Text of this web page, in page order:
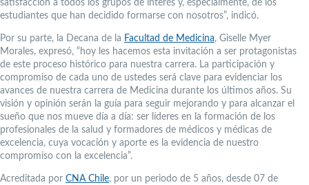
satisfacción a todos los grupos de interés y, especialmente, de los
estudiantes que han decidido formarse con nosotros”, indicó.
Por su parte, la Decana de la Facultad de Medicina, Giselle Myer
Morales, expresó, “hoy les hacemos esta invitación a ser protagonistas
de este proceso histórico para nuestra carrera. La participación y
compromiso de cada uno de ustedes será clave para evidenciar los
avances de nuestra carrera de Medicina durante los últimos años. Su
visión y opinión serán la guía para seguir mejorando y para alcanzar el
sueño que nos mueve día a día: ser líderes en la formación de los
profesionales de la salud y formadores de médicos y médicas de
excelencia, cuya vocación y aporte es la evidencia de nuestro
compromiso con la excelencia”.
Acreditada por CNA Chile, por un periodo de 5 años, desde 07 de